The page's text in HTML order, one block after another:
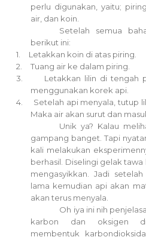
perlu digunakan, yaitu;
air, dan koin.
Setelah semua
berikut ini:
1.
Letakkan koin di atas piring.
2.
Tuang air ke dalam piring.
3.
Letakkan lilin di tengah
menggunakan korek api.
4.
Setelah api menyala, tutup
Maka air akan surut dan
Unik ya? Kalau
gampang banget. Tapi
kali melakukan
berhasil. Diselingi gelak
mengasyikkan. Jadi
lama kemudian api akan
akan terus menyala.
Oh iya ini nih
karbon dan oksigen
membentuk